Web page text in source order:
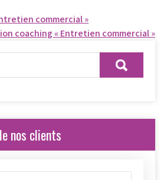
commercial »
coaching « Entretien commercial »
nos clients